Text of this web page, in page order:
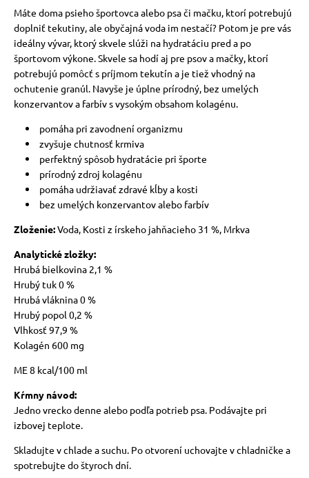
Máte doma psieho športovca alebo psa či mačku, ktorí potrebujú
doplniť tekutiny, ale obyčajná voda im nestačí? Potom je pre vás
ideálny vývar, ktorý skvele slúži na hydratáciu pred a po
športovom výkone. Skvele sa hodí aj pre psov a mačky, ktorí
potrebujú pomôcť s príjmom tekutín a je tiež vhodný na
ochutenie granúl. Navyše je úplne prírodný, bez umelých
konzervantov a farbív s vysokým obsahom kolagénu.
pomáha pri zavodnení organizmu
zvyšuje chutnosť krmiva
perfektný spôsob hydratácie pri športe
prírodný zdroj kolagénu
pomáha udržiavať zdravé kĺby a kosti
bez umelých konzervantov alebo farbív
Zloženie:Voda, Kosti z írskeho jahňacieho 31 %, Mrkva
Analytické zložky:
Hrubá bielkovina 2,1 %
Hrubý tuk 0 %
Hrubá vláknina 0 %
Hrubý popol 0,2 %
Vlhkosť 97,9 %
Kolagén 600 mg
ME 8 kcal/100 ml
Kŕmny návod:
Jedno vrecko denne alebo podľa potrieb psa. Podávajte pri
izbovej teplote.
Skladujte v chlade a suchu. Po otvorení uchovajte v chladničke a
spotrebujte do štyroch dní.